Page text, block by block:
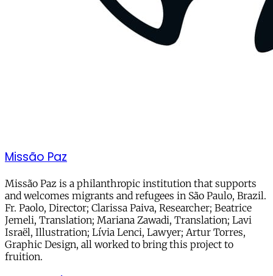
Missão Paz
Missão Paz is a philanthropic institution that supports
and welcomes migrants and refugees in São Paulo, Brazil.
Fr. Paolo, Director; Clarissa Paiva, Researcher; Beatrice
Jemeli, Translation; Mariana Zawadi, Translation; Lavi
Israël, Illustration; Lívia Lenci, Lawyer; Artur Torres,
Graphic Design, all worked to bring this project to
fruition.